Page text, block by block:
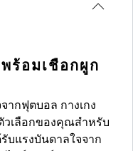
ร้อมเชือกผูก
ากฟุตบอล กางเกง
วเลือกของคุณสำหรับ
บแรงบันดาลใจจาก